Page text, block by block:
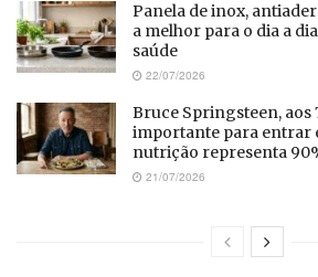
Panela de inox,
a melhor para o dia a
saúde
22/07/2026
Bruce Springsteen, aos
importante para entrar
nutrição representa
21/07/2026